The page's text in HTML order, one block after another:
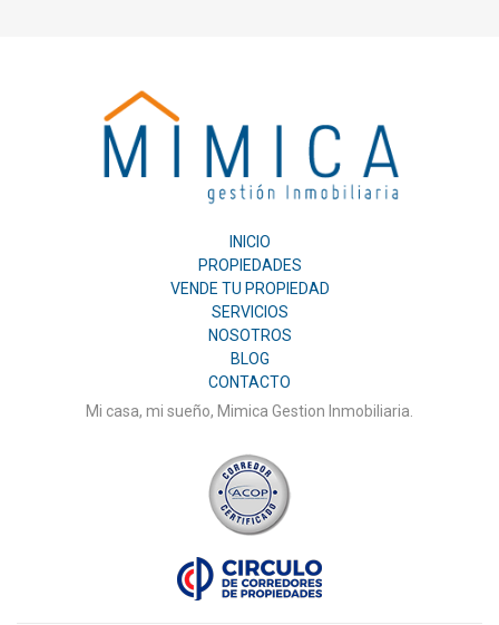
Mimica
Gestión
Inmobiliaria
INICIO
PROPIEDADES
VENDE TU PROPIEDAD
SERVICIOS
NOSOTROS
BLOG
CONTACTO
Mi casa, mi sueño, Mimica Gestion Inmobiliaria.